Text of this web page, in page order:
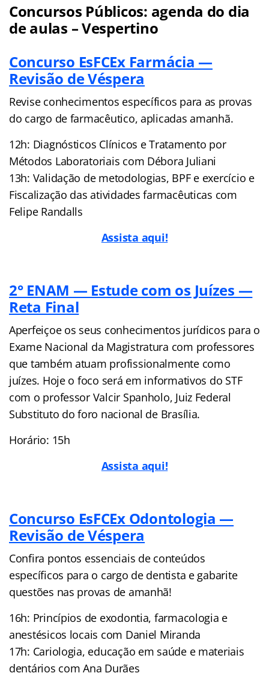
Concursos Públicos: agenda do dia
de aulas – Vespertino
Concurso EsFCEx Farmácia —
Revisão de Véspera
Revise conhecimentos específicos para as provas
do cargo de farmacêutico, aplicadas amanhã.
12h: Diagnósticos Clínicos e Tratamento por
Métodos Laboratoriais com Débora Juliani
13h: Validação de metodologias, BPF e exercício e
Fiscalização das atividades farmacêuticas com
Felipe Randalls
Assista aqui!
2° ENAM — Estude com os Juízes —
Reta Final
Aperfeiçoe os seus conhecimentos jurídicos para o
Exame Nacional da Magistratura com professores
que também atuam profissionalmente como
juízes. Hoje o foco será em informativos do STF
com o professor Valcir Spanholo, Juiz Federal
Substituto do foro nacional de Brasília.
Horário: 15h
Assista aqui!
Concurso EsFCEx Odontologia —
Revisão de Véspera
Confira pontos essenciais de conteúdos
específicos para o cargo de dentista e gabarite
questões nas provas de amanhã!
16h: Princípios de exodontia, farmacologia e
anestésicos locais com Daniel Miranda
17h: Cariologia, educação em saúde e materiais
dentários com Ana Durães